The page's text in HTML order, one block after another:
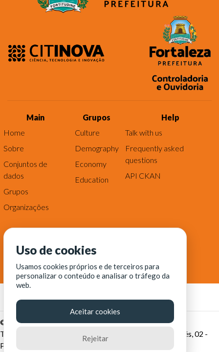
Main
Home
Sobre
Conjuntos de
dados
Grupos
Organizações
Grupos
Culture
Demography
Economy
Education
Help
Talk with us
Frequently asked
questions
API CKAN
© Fortaleza Digital || CITINOVA - Fundação de Ciência,
Tecnologia e Inovação de Fortaleza - Rua dos Tremembés, 02 -
Praia de Iracema - Fortaleza-CE
Uso de cookies
Usamos cookies próprios e de terceiros para
personalizar o conteúdo e analisar o tráfego da
web.
Aceitar cookies
Rejeitar